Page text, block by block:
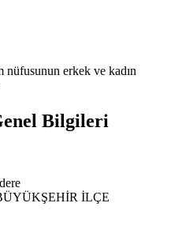
nüfusunun erkek ve kadın
Bilgileri
İLÇE